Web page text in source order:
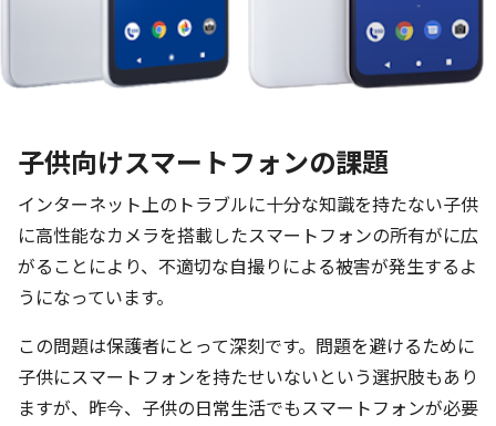
子供向けスマートフォンの課題
インターネット上のトラブルに十分な知識を持たない子供
に高性能なカメラを搭載したスマートフォンの所有がに広
がることにより、不適切な自撮りによる被害が発生するよ
うになっています。
この問題は保護者にとって深刻です。問題を避けるために
子供にスマートフォンを持たせいないという選択肢もあり
ますが、昨今、子供の日常生活でもスマートフォンが必要